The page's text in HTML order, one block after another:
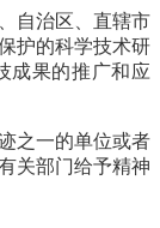
自治区、直辖市
护的科学技术研
成果的推广和应
之一的单位或者
关部门给予精神